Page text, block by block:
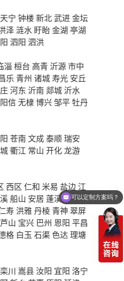
天宁 钟楼 新北武进金坛
泽 涟水 盱眙金湖 亭湖
泗阳 泗洪
淄 桓台 高青 沂源市中
乐 青州 诸城寿光 安丘
河东 沂南 郯城 沂水
阳信无棣博兴邹平牡丹
苍南 文成泰顺瑞安
衢江 常山 开化龙游
西区 仁和 米易 盐边 江
船山 安居 蓬溪大英
寿 洪雅丹棱 青神 翠屏
芦山 宝兴 巴州 恩阳 平昌
格 白玉 石渠色达 理塘
栾川 嵩县 汝阳 宜阳 洛宁
可以定制方案吗？